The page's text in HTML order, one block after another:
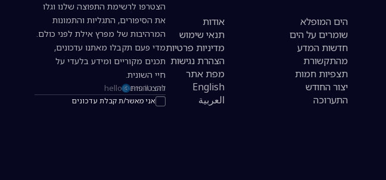
הים המופלא
שומרים על הים
חדשות המדע
מהתקשורת
תצפיות חמות
יצור החודש
התערוכה
אודות
תנאי שימוש
מדיניות פרטיות
הצהרת נגישות
מפת אתר
English
العربية
הצטרפו לרשימת התפוצה שלנו וגלו
את הסיפורים, התגליות והתמונות
המרהיבות של מפרץ אילת לפני כולם.
מדי פעם תקבלו מאתנו עדכונים,
תכנים מקוריים ומידע בלעדי על
חיי השונית.
כתובת אימייל להרשמה לניוזלטר
אני מאשר/ת קבלת עדכונים
להצטרפות